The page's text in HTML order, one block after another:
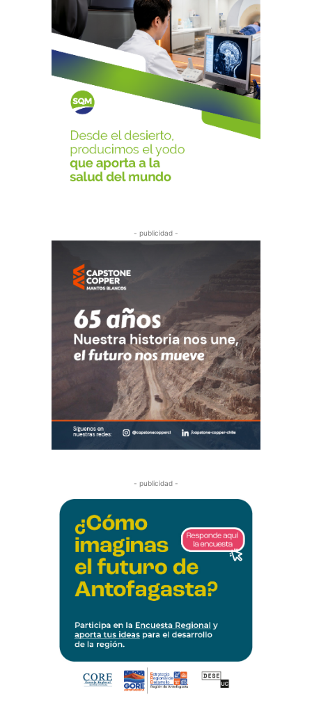
- publicidad -
- publicidad -